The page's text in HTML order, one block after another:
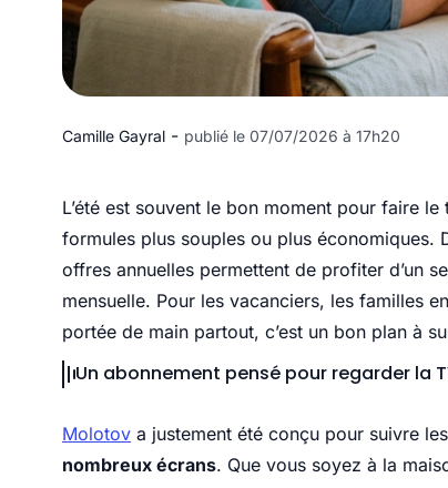
Camille Gayral - publié le 07/07/2026 à 17h20
L’été est souvent le bon moment pour faire
formules plus souples ou plus
offres annuelles permettent de profiter d’un
mensuelle. Pour les vacanciers, les familles
portée de main partout, c’est un bon plan à
Un abonnement pensé pour regarder la
Molotov a justement été conçu pour suivre
nombreux écrans. Que vous soyez à la